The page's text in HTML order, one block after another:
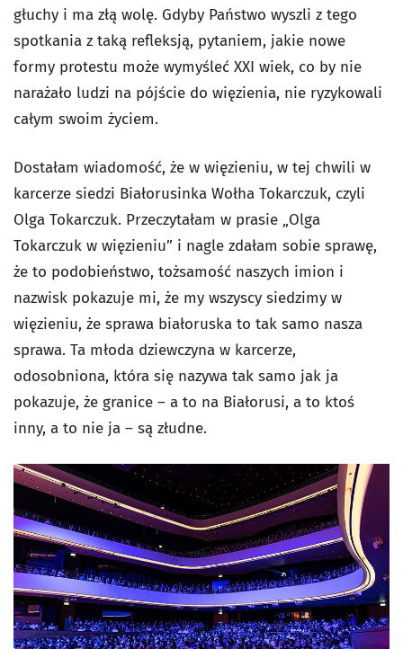
głuchy i ma złą wolę. Gdyby Państwo wyszli z tego
spotkania z taką refleksją, pytaniem, jakie nowe
formy protestu może wymyśleć XXI wiek, co by nie
narażało ludzi na pójście do więzienia, nie ryzykowali
całym swoim życiem.
Dostałam wiadomość, że w więzieniu, w tej chwili w
karcerze siedzi Białorusinka Wołha Tokarczuk, czyli
Olga Tokarczuk. Przeczytałam w prasie „Olga
Tokarczuk w więzieniu” i nagle zdałam sobie sprawę,
że to podobieństwo, tożsamość naszych imion i
nazwisk pokazuje mi, że my wszyscy siedzimy w
więzieniu, że sprawa białoruska to tak samo nasza
sprawa. Ta młoda dziewczyna w karcerze,
odosobniona, która się nazywa tak samo jak ja
pokazuje, że granice – a to na Białorusi, a to ktoś
inny, a to nie ja – są złudne.